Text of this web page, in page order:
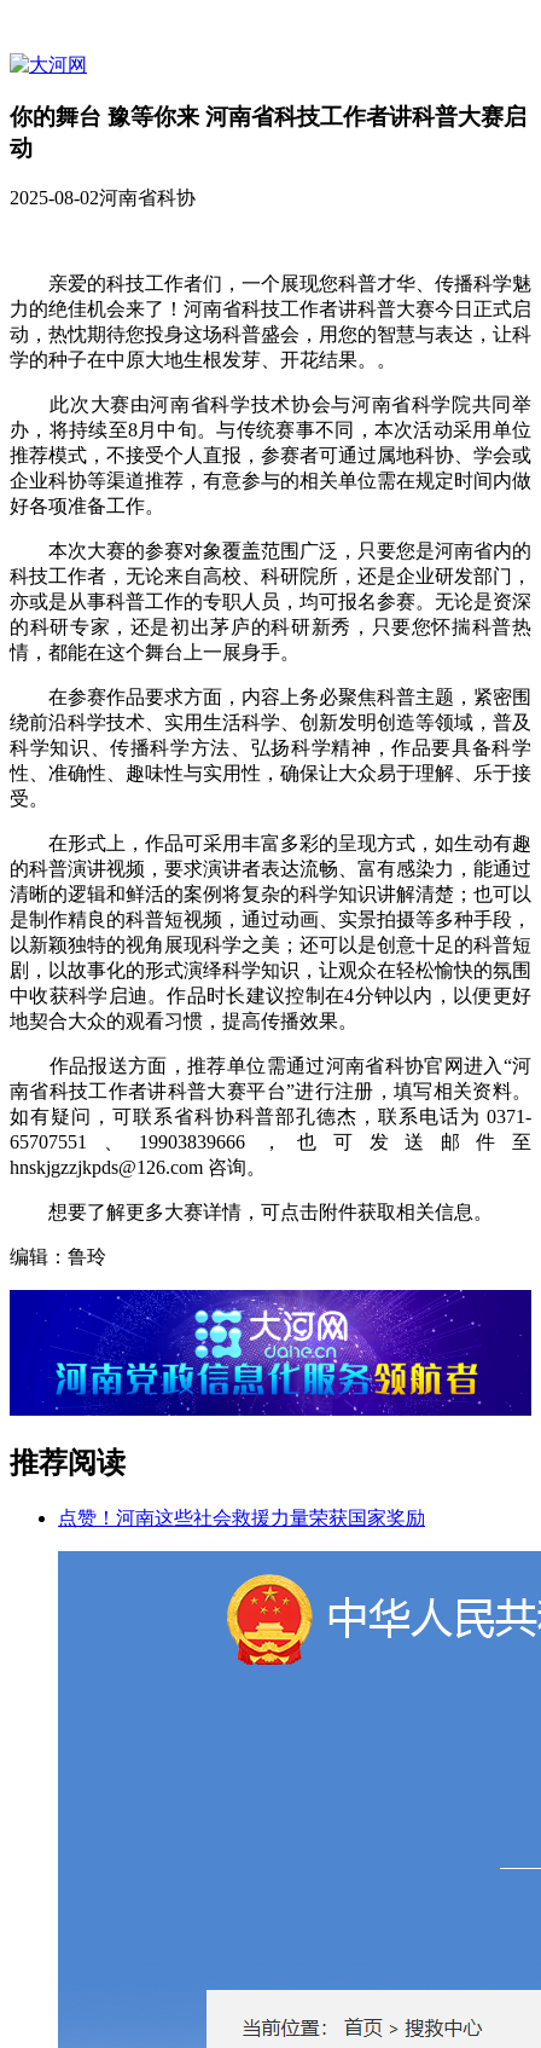
你的舞台 豫等你来 河南省科技工作者讲科普大赛启
动
2025-08-02河南省科协
亲爱的科技工作者们，一个展现您科普才华、传播科学魅
力的绝佳机会来了！河南省科技工作者讲科普大赛今日正式启
动，热忱期待您投身这场科普盛会，用您的智慧与表达，让科
学的种子在中原大地生根发芽、开花结果。。
此次大赛由河南省科学技术协会与河南省科学院共同举
办，将持续至8月中旬。与传统赛事不同，本次活动采用单位
推荐模式，不接受个人直报，参赛者可通过属地科协、学会或
企业科协等渠道推荐，有意参与的相关单位需在规定时间内做
好各项准备工作。
本次大赛的参赛对象覆盖范围广泛，只要您是河南省内的
科技工作者，无论来自高校、科研院所，还是企业研发部门，
亦或是从事科普工作的专职人员，均可报名参赛。无论是资深
的科研专家，还是初出茅庐的科研新秀，只要您怀揣科普热
情，都能在这个舞台上一展身手。
在参赛作品要求方面，内容上务必聚焦科普主题，紧密围
绕前沿科学技术、实用生活科学、创新发明创造等领域，普及
科学知识、传播科学方法、弘扬科学精神，作品要具备科学
性、准确性、趣味性与实用性，确保让大众易于理解、乐于接
受。
在形式上，作品可采用丰富多彩的呈现方式，如生动有趣
的科普演讲视频，要求演讲者表达流畅、富有感染力，能通过
清晰的逻辑和鲜活的案例将复杂的科学知识讲解清楚；也可以
是制作精良的科普短视频，通过动画、实景拍摄等多种手段，
以新颖独特的视角展现科学之美；还可以是创意十足的科普短
剧，以故事化的形式演绎科学知识，让观众在轻松愉快的氛围
中收获科学启迪。作品时长建议控制在4分钟以内，以便更好
地契合大众的观看习惯，提高传播效果。
作品报送方面，推荐单位需通过河南省科协官网进入“河
南省科技工作者讲科普大赛平台”进行注册，填写相关资料。
如有疑问，可联系省科协科普部孔德杰，联系电话为 0371-
65707551、19903839666，也可发送邮件至
hnskjgzzjkpds@126.com 咨询。
想要了解更多大赛详情，可点击附件获取相关信息。
编辑：鲁玲
推荐阅读
点赞！河南这些社会救援力量荣获国家奖励